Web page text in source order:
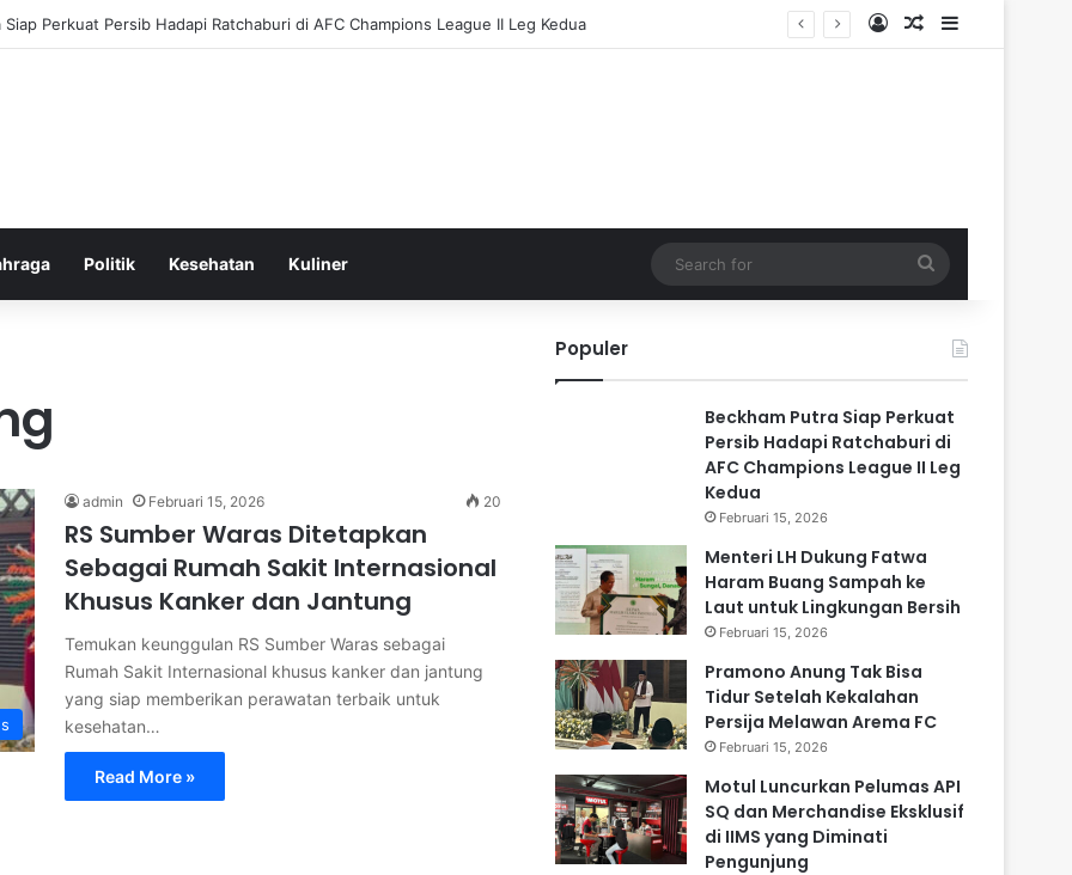
Siap Perkuat Persib Hadapi Ratchaburi di AFC Champions League II Leg Kedua Log InRandom Article
Sidebar
Politik Kesehatan Kuliner
for
admin Februari 15, 2026 20
RS Sumber Waras Ditetapkan
Sebagai Rumah Sakit Internasional
Khusus Kanker dan Jantung
Temukan keunggulan RS Sumber Waras sebagai
Rumah Sakit Internasional khusus kanker dan jantung
yang siap memberikan perawatan terbaik untuk
kesehatan…
Read More »
Populer
Beckham Putra Siap Perkuat
Persib Hadapi Ratchaburi di
AFC Champions League II Leg
Kedua
Februari 15, 2026
Menteri LH Dukung Fatwa
Haram Buang Sampah ke
Laut untuk Lingkungan Bersih
Februari 15, 2026
Pramono Anung Tak Bisa
Tidur Setelah Kekalahan
Persija Melawan Arema FC
Februari 15, 2026
Motul Luncurkan Pelumas API
SQ dan Merchandise Eksklusif
di IIMS yang Diminati
Pengunjung